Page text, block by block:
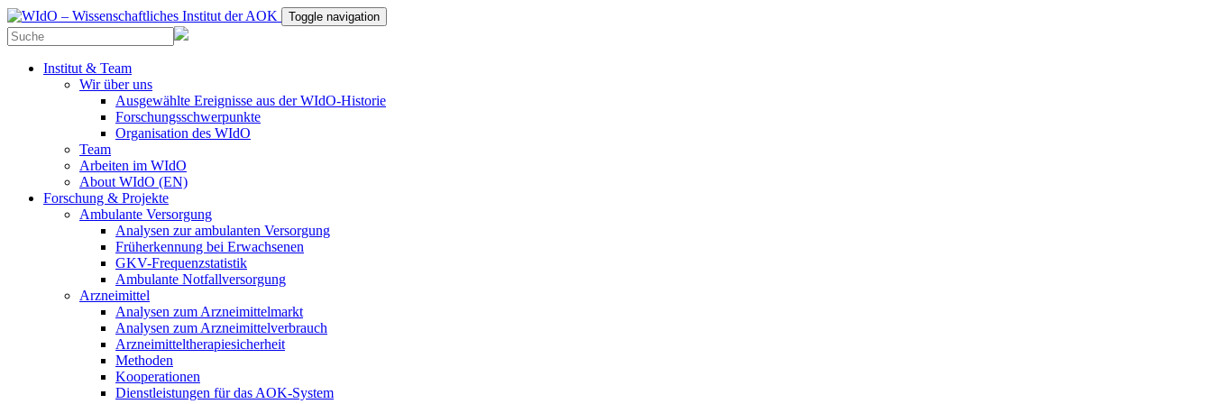
Toggle navigation
Institut & Team
Wir über uns
Ausgewählte Ereignisse aus der WIdO-Historie
Forschungsschwerpunkte
Organisation des WIdO
Team
Arbeiten im WIdO
About WIdO (EN)
Forschung & Projekte
Ambulante Versorgung
Analysen zur ambulanten Versorgung
Früherkennung bei Erwachsenen
GKV-Frequenzstatistik
Ambulante Notfallversorgung
Arzneimittel
Analysen zum Arzneimittelmarkt
Analysen zum Arzneimittelverbrauch
Arzneimitteltherapiesicherheit
Methoden
Kooperationen
Dienstleistungen für das AOK-System